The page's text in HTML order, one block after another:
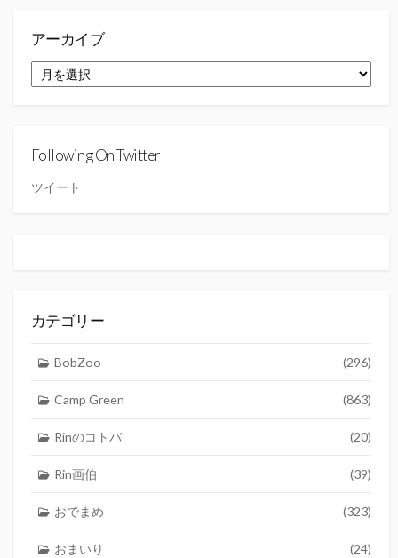
アーカイブ
ー
Following On Twitter
ツイート
カテゴリー
BobZoo (296)
Camp Green (863)
Rinのコトバ (20)
Rin画伯 (39)
おでまめ (323)
おまいり (24)